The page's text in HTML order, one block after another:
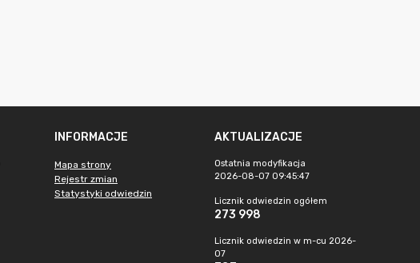
INFORMACJE
Mapa strony
Rejestr zmian
Statystyki odwiedzin
AKTUALIZACJE
Ostatnia modyfikacja
2026-08-07 09:45:47
Licznik odwiedzin ogółem
273 998
Licznik odwiedzin w m-cu 2026-
07